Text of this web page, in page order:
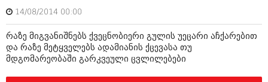
აგვისტო 0215 (2)
ივნისი 0212 (2)
ნოემბერი 0201 (1)
14/08/2014 00:00
რაზე მიგვანიშნებს ქვეცნობიერი გულის უეცარი აჩქარებით
და რაზე მეტყველებს ადამიანის ქცევასა თუ
მდგომარეობაში გარკვეული ცვლილებები